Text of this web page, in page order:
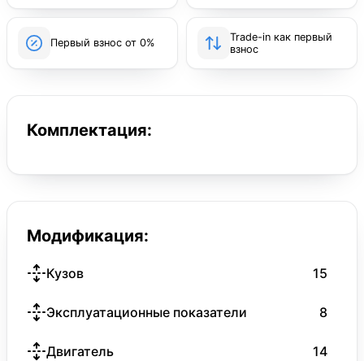
Первый взнос от 0%
Trade-in как первый
взнос
Комплектация:
Модификация:
Кузов 15
Эксплуатационные показатели 8
Двигатель 14